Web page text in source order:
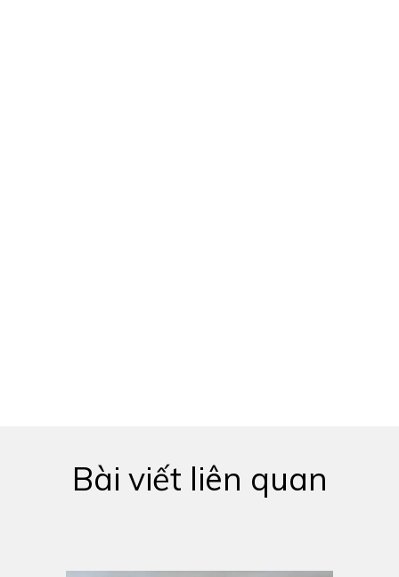
Bài viết liên quan